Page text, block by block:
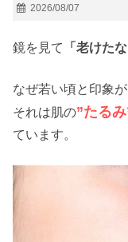
2026/08/07
鏡を見て 「老けた
なぜ若い頃と印象
それは肌の”たるみ
ています。